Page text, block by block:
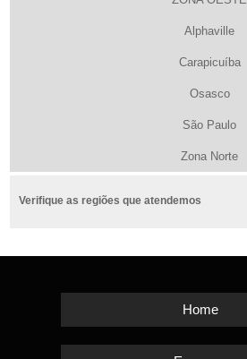
Alphaville
Carapicuíba
Osasco
São Paulo
Zona Norte
Verifique as regiões que atendemos
Home